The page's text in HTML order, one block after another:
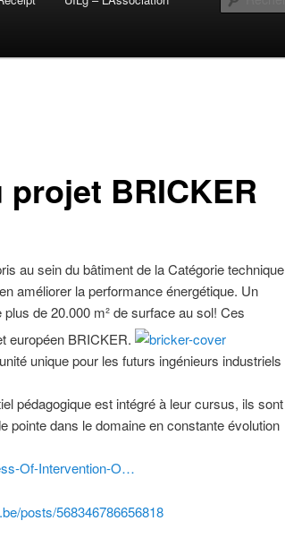
BRICKER
au sein du bâtiment de la Catégorie technique
améliorer la performance énergétique. Un
de 20.000 m² de surface au sol! Ces
européen BRICKER.
unique pour les futurs ingénieurs industriels
pédagogique est intégré à leur cursus, ils sont
pointe dans le domaine en constante évolution
Of-Intervention-O…
posts/568346786656818